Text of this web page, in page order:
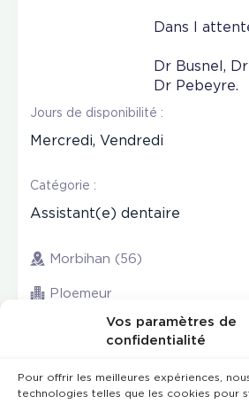
Vos paramètres de
confidentialité
Pour offrir les meilleures expériences,
technologies telles que les cookies pour
Dans l
Dr Busnel,
Dr Pebeyre.
Jours de disponibilité :
Mercredi, Vendredi
Catégorie :
Assistant(e) dentaire
Morbihan (56)
Ploemeur